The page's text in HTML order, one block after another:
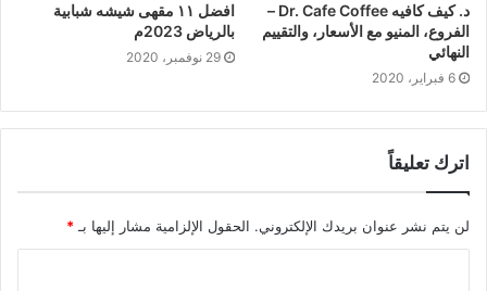
د. كيف كافيه Dr. Cafe Coffee –
الفروع، المنيو مع الأسعار، والتقييم
النهائي
6 فبراير، 2020
افضل ١١ مقهى شيشه شبابية
بالرياض 2023م
29 نوفمبر، 2020
اترك تعليقاً
لن يتم نشر عنوان بريدك الإلكتروني. الحقول الإلزامية مشار إليها بـ*